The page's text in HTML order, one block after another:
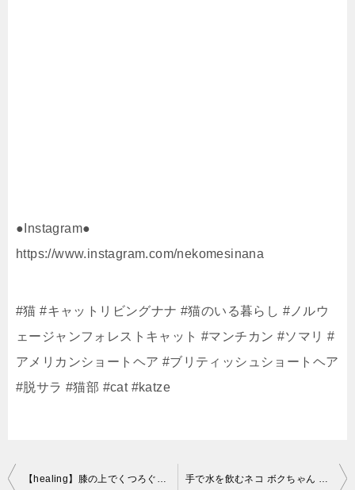
●Instagram●
https://www.instagram.com/nekomesinana
#猫 #キャットリビングナナ #猫のいる暮らし #ノルウ
ェージャンフォレストキャット #マンチカン #ソマリ #
アメリカンショートヘア #ブリティッシュショートヘア
#脱サラ #猫部 #cat #katze
投
【healing】膝の上でくつろぐおじ猫（子猫です）~A cat relaxed on his father’s lap~ 手で水を飲むネコ ボクちゃん Cat drinking water by hand・・・うちの猫ちゃんたちカワイイTV